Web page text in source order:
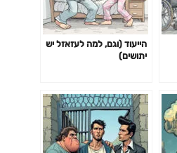
הייעוד (וגם, למה לעזאזל יש
יתושים)